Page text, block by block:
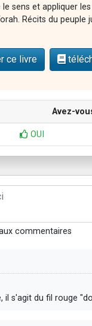
le sens et appliquer
Récits du peuple
ce livre
Avez-
OUI
commentaires
il s'agit du fil rouge